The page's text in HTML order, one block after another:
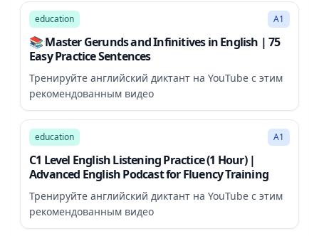
education A1
📚 Master Gerunds and Infinitives in English | 75
Easy Practice Sentences
Тренируйте английский диктант на YouTube с этим
рекомендованным видео
58:26
education A1
C1 Level English Listening Practice (1 Hour) |
Advanced English Podcast for Fluency Training
Тренируйте английский диктант на YouTube с этим
рекомендованным видео
89:44